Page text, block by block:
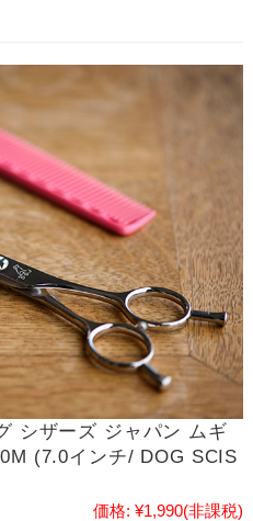
シザーズ ジャパン ムギ
(7.0インチ/ DOG SCIS
価格: ¥1,990(非課税)